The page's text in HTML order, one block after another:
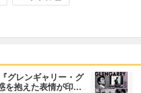
グレンギャリー・グ
を抱えた表情が印…